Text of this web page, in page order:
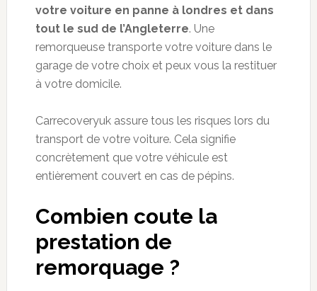
votre voiture en panne à londres et dans
tout le sud de l’Angleterre. Une
remorqueuse transporte votre voiture dans le
garage de votre choix et peux vous la restituer
à votre domicile.
Carrecoveryukassure tous les risques lors du
transport de votre voiture. Cela signifie
concrètement que votre véhicule est
entièrement couvert en cas de pépins.
Combien coute la
prestation de
remorquage ?